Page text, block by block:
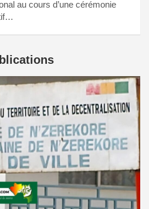
au cours d’une cérémonie